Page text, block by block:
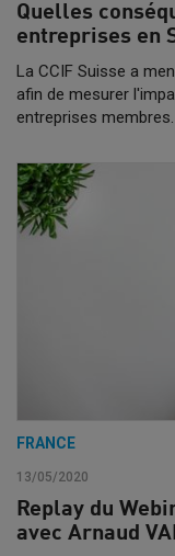
Quelles
entreprises en
La CCIF Suisse a
afin de mesurer
entreprises membres.
FRANCE
13/05/2020
Replay du
avec Arnaud